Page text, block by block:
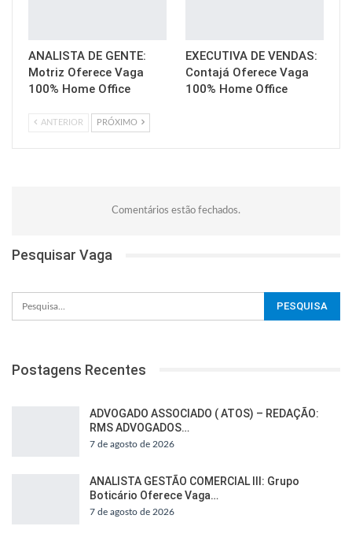
ANALISTA DE GENTE:
Motriz Oferece Vaga
100% Home Office
EXECUTIVA DE VENDAS:
Contajá Oferece Vaga
100% Home Office
ANTERIOR PRÓXIMO
Comentários estão fechados.
Pesquisar Vaga
Postagens Recentes
ADVOGADO ASSOCIADO ( ATOS) – REDAÇÃO:
RMS ADVOGADOS…
7 de agosto de 2026
ANALISTA GESTÃO COMERCIAL III: Grupo
Boticário Oferece Vaga…
7 de agosto de 2026